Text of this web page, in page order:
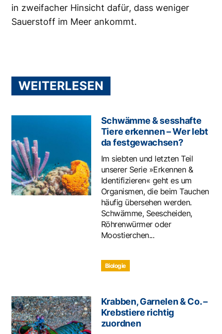
in zweifacher Hinsicht dafür, dass weniger
Sauerstoff im Meer ankommt.
WEITERLESEN
Schwämme & sesshafte
Tiere erkennen – Wer lebt
da festgewachsen?
Im siebten und letzten Teil
unserer Serie »Erkennen &
Identifizieren« geht es um
Organismen, die beim Tauchen
häufig übersehen werden.
Schwämme, Seescheiden,
Röhrenwürmer oder
Moostierchen...
Biologie
Krabben, Garnelen & Co. –
Krebstiere richtig
zuordnen